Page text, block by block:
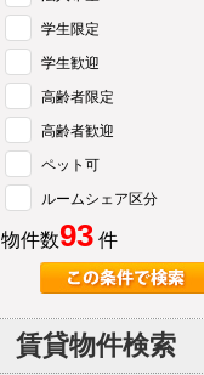
学生限定
学生歓迎
高齢者限定
高齢者歓迎
ペット可
ルームシェア区分
物件数93 件
賃貸物件検索